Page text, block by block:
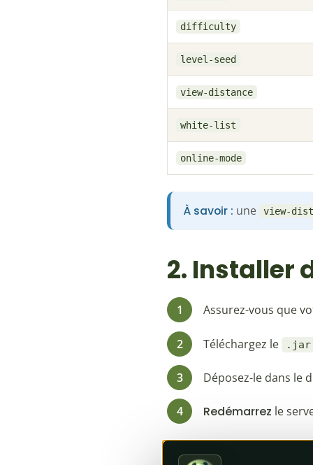
difficulty
level-seed
view-distance
white-list
online-mode
À savoir : une view-
2. Installer
Assurez-vous que
Téléchargez le .jar
Déposez-le dans le
Redémarrez le